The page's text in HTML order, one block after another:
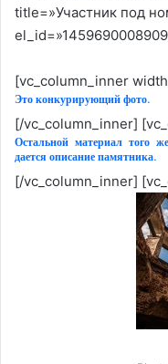
title=»Участник под
[vc_column_inner
Это конкурирующий фото.
[/vc_column_inner]
Остальной материал того
дается описание памятника.
[/vc_column_inner]